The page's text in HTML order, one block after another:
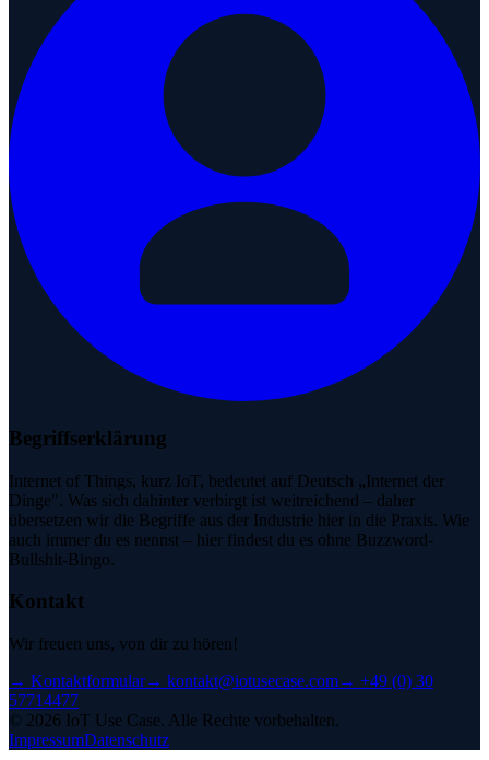
Begriffserklärung
Internet of Things, kurz IoT, bedeutet auf Deutsch „Internet der
Dinge". Was sich dahinter verbirgt ist weitreichend – daher
übersetzen wir die Begriffe aus der Industrie hier in die Praxis. Wie
auch immer du es nennst – hier findest du es ohne Buzzword-
Bullshit-Bingo.
Kontakt
Wir freuen uns, von dir zu hören!
→ Kontaktformular→ kontakt@iotusecase.com→ +49 (0) 30
57714477
© 2026 IoT Use Case. Alle Rechte vorbehalten.
ImpressumDatenschutz